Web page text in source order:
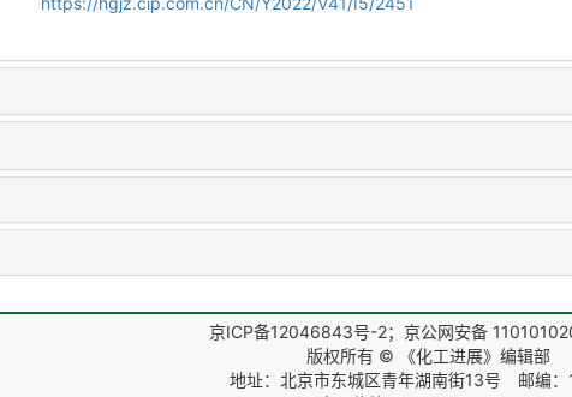
京ICP备12046843号-2；京公网安备
版权所有 © 《化工进展》编辑部
地址：北京市东城区青年湖南街13号 邮编：